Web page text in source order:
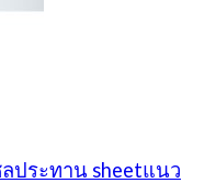
sheetแนว